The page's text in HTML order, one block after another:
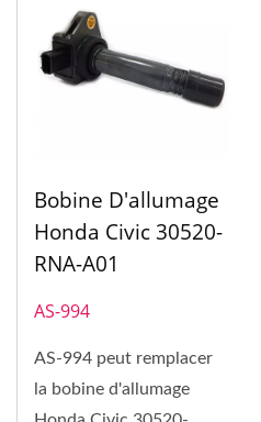
Bobine D'allumage
Honda Civic 30520-
RNA-A01
AS-994
AS-994 peut remplacer
la bobine d'allumage